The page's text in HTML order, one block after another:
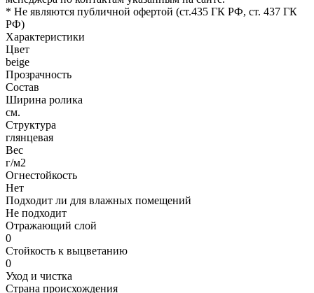
* Не являются публичной офертой (ст.435 ГК РФ, cт. 437 ГК
РФ)
Характеристики
Цвет
beige
Прозрачность
Состав
Ширина ролика
см.
Структура
глянцевая
Вес
г/м2
Огнестойкость
Нет
Подходит ли для влажных помещений
Не подходит
Отражающий слой
0
Стойкость к выцветанию
0
Уход и чистка
Страна происхождения